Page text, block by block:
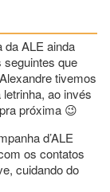
da ALE ainda
seguintes que
tivemos
ao invés
próxima 😉
d’ALE
os contatos
cuidando do